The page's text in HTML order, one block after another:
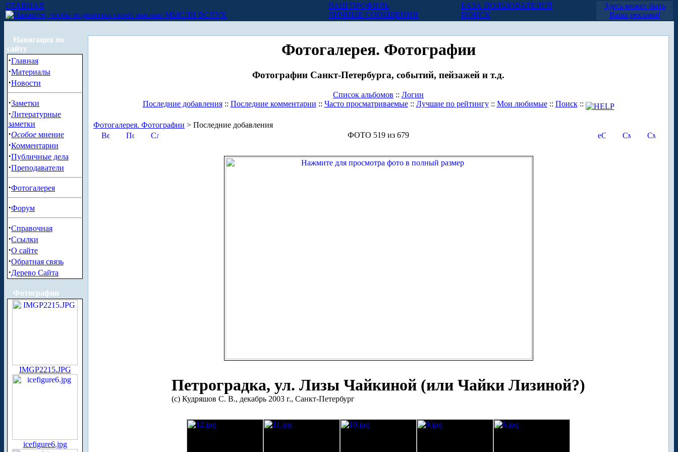
ГЛАВНАЯ
МЫСЛИ ВСЛУХ
ВАШ ПРОФИЛЬ
ЛИЧНЫЕ СООБЩЕНИЯ
БАЗА ПОЛЬЗОВАТЕЛЕЙ
ПОИСК
Здесь может быть
Ваша реклама!
Навигация по
сайту
·Главная
·Материалы
·Новости
·Заметки
·Литературные
заметки
·Особое мнение
·Комментарии
·Публичные дела
·Преподаватели
·Фотогалерея
·Форум
·Справочная
·Ссылки
·О сайте
·Обратная связь
·Дерево Сайта
Фотографии
IMGP2215.JPG
icefigure6.jpg
Фотогалерея. Фотографии
Фотографии Санкт-Петербурга, событий, пейзажей и т.д.
Список альбомов :: Логин
Последние добавления:: Последние комментарии :: Часто просматриваемые:: Лучшие по рейтингу:: Мои любимые:: Поиск::
Фотогалерея. Фотографии > Последние добавления
ФОТО 519 из 679
Петроградка, ул. Лизы Чайкиной (или Чайки Лизиной?)
(с) Кудряшов С. В., декабрь 2003 г., Санкт-Петербург